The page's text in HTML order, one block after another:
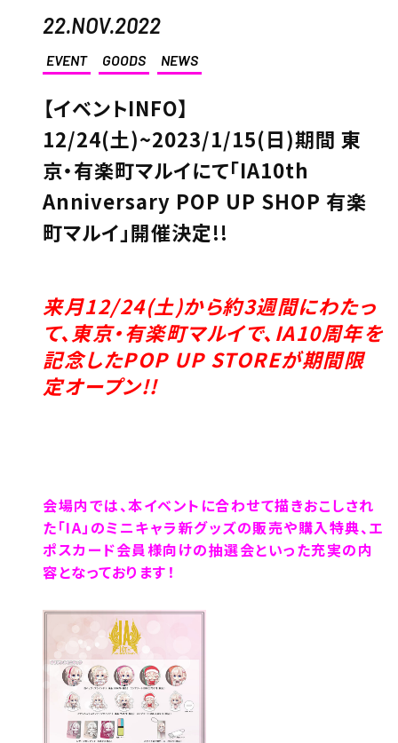
22.NOV.2022
EVENT GOODS NEWS
【イベントINFO】
12/24(土)~2023/1/15(日)期間 東
京・有楽町マルイにて「IA10th
Anniversary POP UP SHOP 有楽
町マルイ」開催決定!!
来月12/24(土)から約3週間にわたっ
て、東京・有楽町マルイで、IA10周年を
記念したPOP UP STOREが期間限
定オープン!!
会場内では、本イベントに合わせて描きおこしされ
た「IA」のミニキャラ新グッズの販売や購入特典、エ
ポスカード会員様向けの抽選会といった充実の内
容となっております！